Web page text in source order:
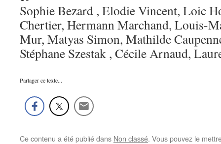
Sophie Bezard , Elodie Vincent, Loic
Chertier, Hermann Marchand, Louis-
Mur, Matyas Simon, Mathilde
Stéphane Szestak , Cécile Arnaud,
Partager ce texte...
Ce contenu a été publié dans Non classé. Vous pouvez le